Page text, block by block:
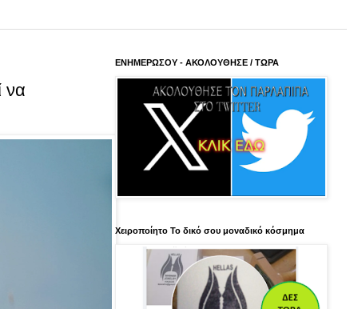
να
ΕΝΗΜΕΡΩΣΟΥ - ΑΚΟΛΟΥΘΗΣΕ / ΤΩΡΑ
Χειροποίητο Το δικό σου μοναδικό κόσμημα